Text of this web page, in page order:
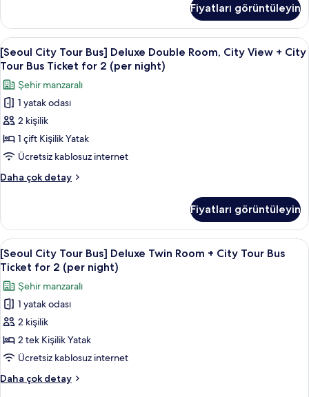
fazla
Ticket
for
2
(per
night)
için
tüm
fotoğrafları
görün
Standard
Twin
Room
+
Tour
Bus
Ticket
for
2
night)
hakkında
daha
Fiyatları görüntüleyin
[Seoul
City
Tour
Bus]
Deluxe
Double
Room,
City
View
+
Tour
Bus
Ticket
for
2
(per
night)
için
tüm
fotoğrafları
görün
Kaliteli yatak takımı, kuştüyü yorgan,
7
[Seoul City Tour Bus] Deluxe Double Room, City View + City
Tour Bus Ticket for 2 (per night)
Şehir manzaralı
1 yatak odası
2 kişilik
1 çift Kişilik Yatak
Ücretsiz kablosuz internet
Daha çok detay
[Seoul
Deluxe
Double
Room,
City
+
City
Tour
Bus
Ticket
(per
night)
Fiyatları görüntüleyin
[Seoul
City
Tour
Bus]
Deluxe
Twin
Room
+
City
Tour
Kaliteli yatak takımı, kuştüyü yorgan,
7
[Seoul City Tour Bus] Deluxe Twin Room + City Tour Bus
Ticket for 2 (per night)
Şehir manzaralı
1 yatak odası
2 kişilik
2 tek Kişilik Yatak
Ücretsiz kablosuz internet
Daha çok detay
[Seoul